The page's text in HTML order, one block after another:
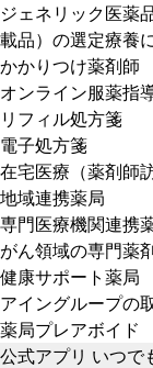
ジェネリック医薬
載品）の選定療養
かかりつけ薬剤師
オンライン服薬指
リフィル処方箋
電子処方箋
在宅医療（薬剤師訪
地域連携薬局
専門医療機関連携
がん領域の専門薬
健康サポート薬局
アイングループの
薬局プレアボイド
公式アプリ いつで